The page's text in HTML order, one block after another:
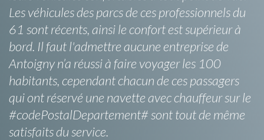
Les véhicules des parcs de ces professionnels du
61 sont récents, ainsi le confort est supérieur à
bord. Il faut l'admettre aucune entreprise de
Antoigny n’a réussi à faire voyager les 100
habitants, cependant chacun de ces passagers
qui ont réservé une navette avec chauffeur sur le
#codePostalDepartement# sont tout de même
satisfaits du service.